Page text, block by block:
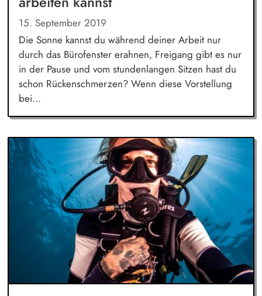
15. September 2019
Die Sonne kannst du während deiner Arbeit nur
durch das Bürofenster erahnen, Freigang gibt es nur
in der Pause und vom stundenlangen Sitzen hast du
schon Rückenschmerzen? Wenn diese Vorstellung
bei...